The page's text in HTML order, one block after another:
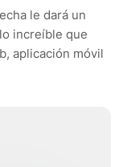
le dará un
increíble que
aplicación móvil